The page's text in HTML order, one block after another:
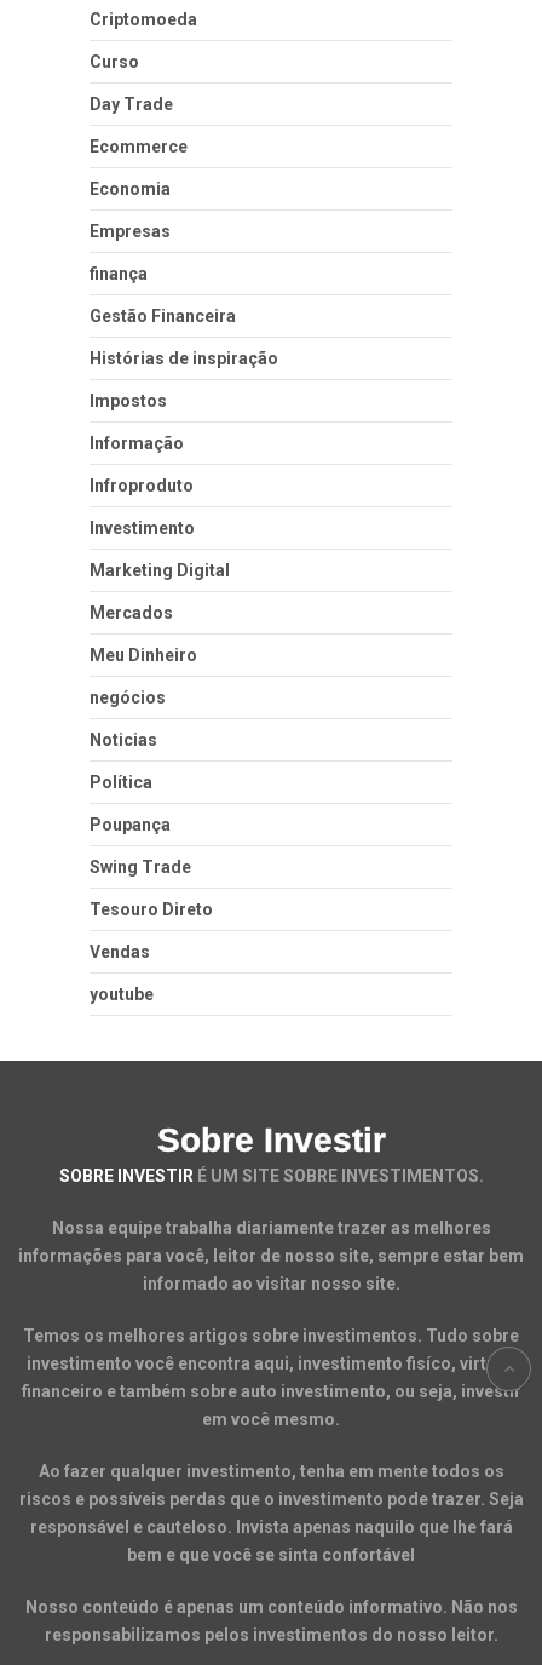
Criptomoeda
Curso
Day Trade
Ecommerce
Economia
Empresas
finança
Gestão Financeira
Histórias de inspiração
Impostos
Informação
Infroproduto
Investimento
Marketing Digital
Mercados
Meu Dinheiro
negócios
Noticias
Política
Poupança
Swing Trade
Tesouro Direto
Vendas
youtube
Sobre Investir
SOBRE INVESTIR É UM SITE SOBRE INVESTIMENTOS.
Nossa equipe trabalha diariamente trazer as melhores
informações para você, leitor de nosso site, sempre estar bem
informado ao visitar nosso site.
Temos os melhores artigos sobre investimentos. Tudo sobre
investimento você encontra aqui, investimento fisíco, virtual,
financeiro e também sobre auto investimento, ou seja, investir
em você mesmo.
Ao fazer qualquer investimento, tenha em mente todos os
riscos e possíveis perdas que o investimento pode trazer. Seja
responsável e cauteloso. Invista apenas naquilo que lhe fará
bem e que você se sinta confortável
Nosso conteúdo é apenas um conteúdo informativo. Não nos
responsabilizamos pelos investimentos do nosso leitor.